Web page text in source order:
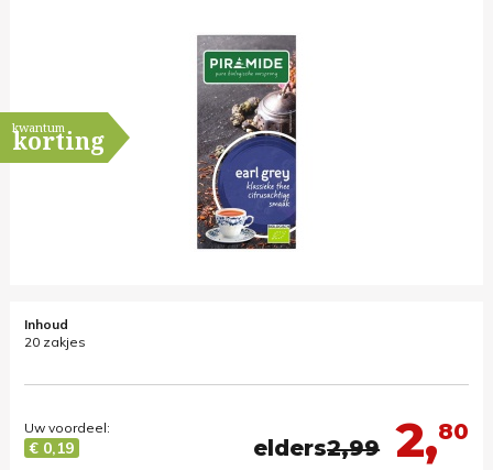
kwantum
korting
Inhoud
20 zakjes
2,80
elders2,99
Uw voordeel:
€ 0,19